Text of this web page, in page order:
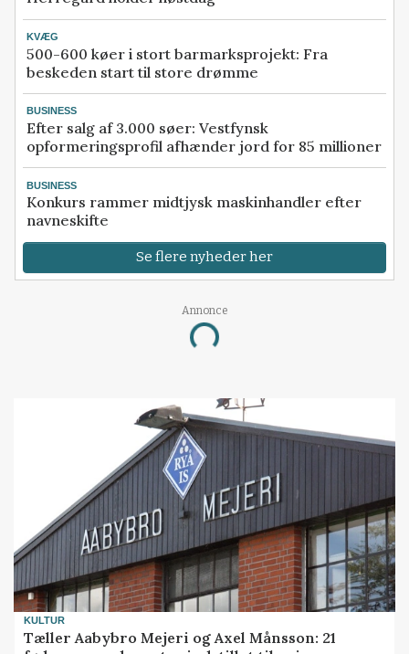
KVÆG
500-600 køer i stort barmarksprojekt: Fra
beskeden start til store drømme
BUSINESS
Efter salg af 3.000 søer: Vestfynsk
opformeringsprofil afhænder jord for 85 millioner
BUSINESS
Konkurs rammer midtjysk maskinhandler efter
navneskifte
Se flere nyheder her
Annonce
Loading...
KULTUR
Tæller Aabybro Mejeri og Axel Månsson: 21